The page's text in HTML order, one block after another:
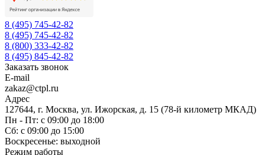
8 (495) 745-42-82
8 (495) 745-42-82
8 (800) 333-42-82
8 (495) 845-42-82
Заказать звонок
E-mail
zakaz@ctpl.ru
Адрес
127644, г. Москва, ул. Ижорская, д. 15 (78-й километр МКАД)
Пн - Пт: с 09:00 до 18:00
Сб: с 09:00 до 15:00
Воскресенье: выходной
Режим работы